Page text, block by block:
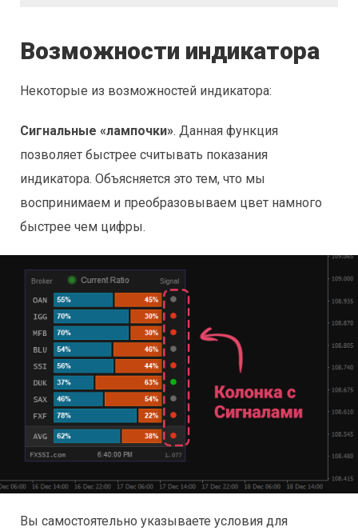
Возможности индикатора
Некоторые из возможностей индикатора:
Сигнальные «лампочки». Данная функция
позволяет быстрее считывать показания
индикатора. Объясняется это тем, что мы
воспринимаем и преобразовываем цвет намного
быстрее чем цифры.
Вы самостоятельно указываете условия для